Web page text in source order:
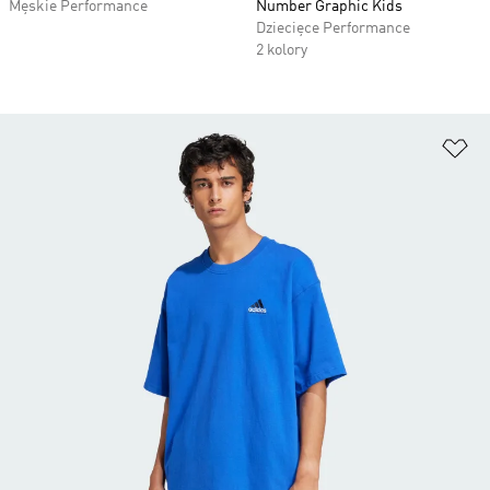
Męskie Performance
Number Graphic Kids
Dziecięce Performance
2 kolory